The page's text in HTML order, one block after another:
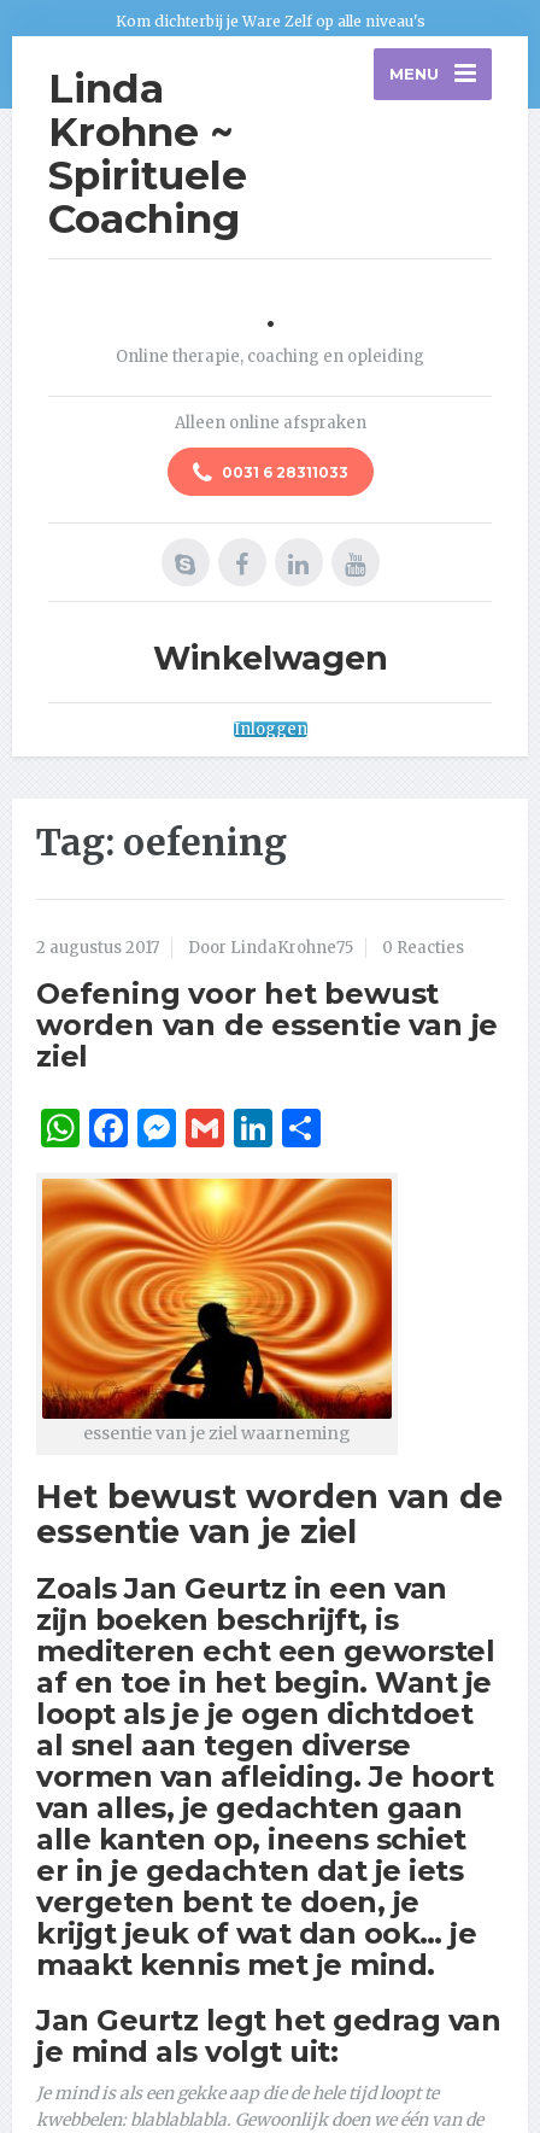
Kom dichterbij je Ware Zelf op alle niveau's
Linda
Krohne ~
Spirituele
Coaching
MENU
.
Online therapie, coaching en opleiding
Alleen online afspraken
0031 6 28311033
Winkelwagen
Inloggen
Tag: oefening
2 augustus 2017 Door LindaKrohne75 0 Reacties
Oefening voor het bewust
worden van de essentie van je
ziel
WhatsApp
Facebook
Messenger
GmailLinkedIn
essentie van je ziel waarneming
Het bewust worden van de
essentie van je ziel
Zoals Jan Geurtz in een van
zijn boeken beschrijft, is
mediteren echt een geworstel
af en toe in het begin. Want je
loopt als je je ogen dichtdoet
al snel aan tegen diverse
vormen van afleiding. Je hoort
van alles, je gedachten gaan
alle kanten op, ineens schiet
er in je gedachten dat je iets
vergeten bent te doen, je
krijgt jeuk of wat dan ook… je
maakt kennis met je mind.
Jan Geurtz legt het gedrag van
je mind als volgt uit:
Je mind is als een gekke aap die de hele tijd loopt te
kwebbelen: blablablabla. Gewoonlijk doen we één van de